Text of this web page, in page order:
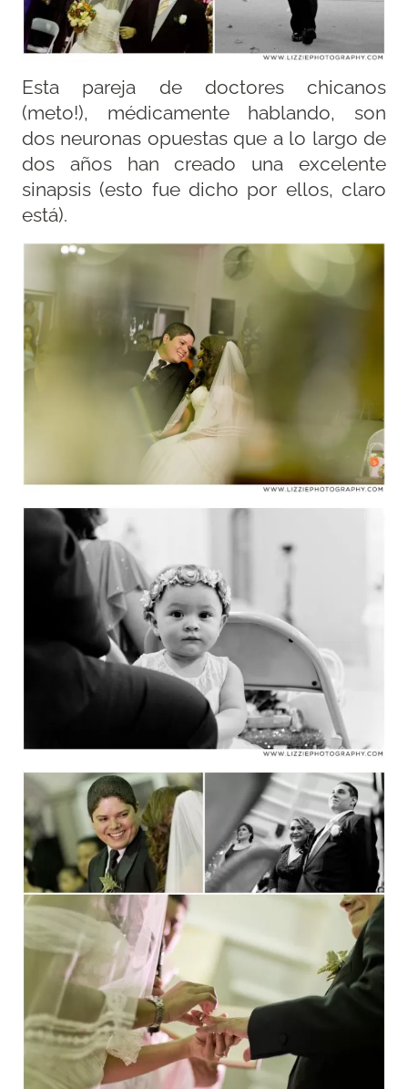
Esta pareja de doctores chicanos
(meto!), médicamente hablando, son
dos neuronas opuestas que a lo largo de
dos años han creado una excelente
sinapsis (esto fue dicho por ellos, claro
está).